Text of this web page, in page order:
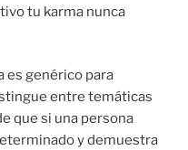
tu karma nunca
es genérico para
entre temáticas
que si una persona
y demuestra